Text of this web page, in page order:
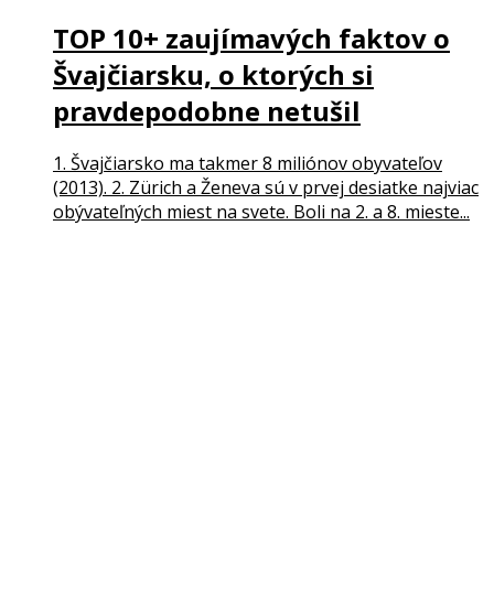
TOP 10+ zaujímavých faktov o
Švajčiarsku, o ktorých si
pravdepodobne netušil
1. Švajčiarsko ma takmer 8 miliónov obyvateľov
(2013). 2. Zürich a Ženeva sú v prvej desiatke najviac
obývateľných miest na svete. Boli na 2. a 8. mieste...